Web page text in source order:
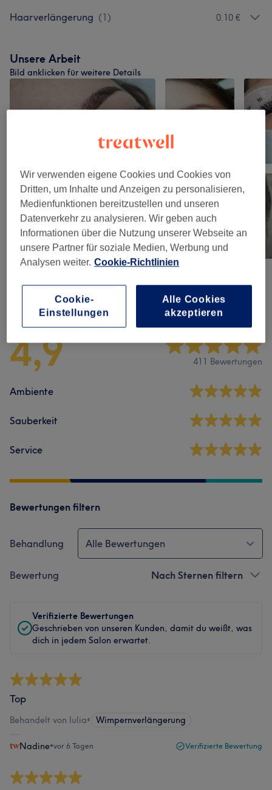
Haarverlängerung (1) 0,10 €
Unsere Arbeit
Bild anklicken für weitere Details
Salonbewertungen
4,9 411 Bewertungen
Ambiente
Sauberkeit
Service
Bewertungen filtern
Behandlung Alle Bewertungen
Bewertung Nach Sternen filtern
Verifizierte Bewertungen
Geschrieben von unseren Kunden, damit du weißt, was
dich in jedem Salon erwartet.
Top
Behandelt von Iulia• Wimpernverlängerung
Nadine•vor 6 Tagen Verifizierte Bewertung
Wir verwenden eigene Cookies und Cookies von
Dritten, um Inhalte und Anzeigen zu personalisieren,
Medienfunktionen bereitzustellen und unseren
Datenverkehr zu analysieren. Wir geben auch
Informationen über die Nutzung unserer Webseite an
unsere Partner für soziale Medien, Werbung und
Analysen weiter. Cookie-Richtlinien
Cookie-
Einstellungen
Alle Cookies
akzeptieren